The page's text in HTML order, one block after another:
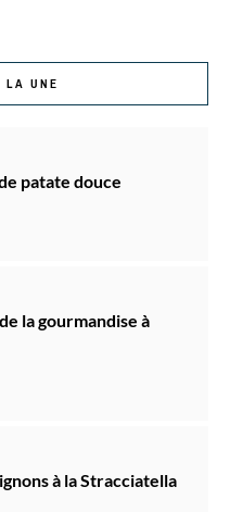
UNE
patate douce
la gourmandise à
à la Stracciatella